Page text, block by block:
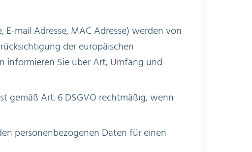
E-mail Adresse, MAC Adresse) werden von
der europäischen
informieren Sie über Art, Umfang und
gemäß Art. 6 DSGVO rechtmäßig, wenn
personenbezogenen Daten für einen